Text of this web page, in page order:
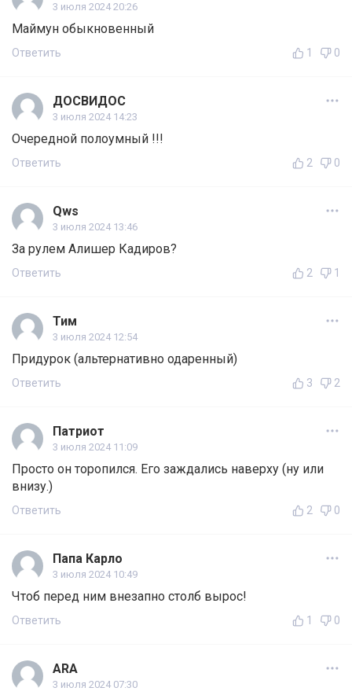
3 июля 2024 20:26
Маймун обыкновенный
Ответить 1 0
ДОСВИДОС
3 июля 2024 14:23
Очередной полоумный !!!
Ответить 2 0
Qws
3 июля 2024 13:46
За рулем Алишер Кадиров?
Ответить 2 1
Тим
3 июля 2024 12:54
Пpидypoк (альтернативно одаренный)
Ответить 3 2
Патриот
3 июля 2024 11:09
Просто он торопился. Его заждались наверху (ну или
внизу.)
Ответить 2 0
Папа Карло
3 июля 2024 10:49
Чтоб перед ним внезапно столб вырос!
Ответить 1 0
ARA
3 июля 2024 07:30